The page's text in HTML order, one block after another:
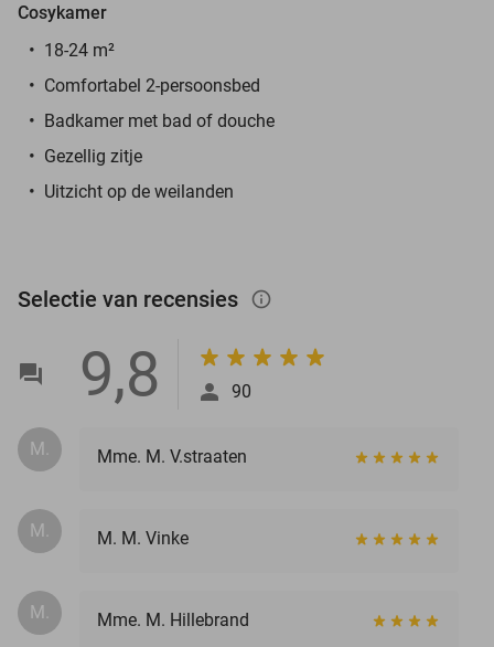
Cosykamer
18-24 m²
Comfortabel 2-persoonsbed
Badkamer met bad of douche
Gezellig zitje
Uitzicht op de weilanden
Selectie van recensies info_outlined
9,8 90
M. Mme. M. V.straaten
M. M. M. Vinke
M. Mme. M. Hillebrand